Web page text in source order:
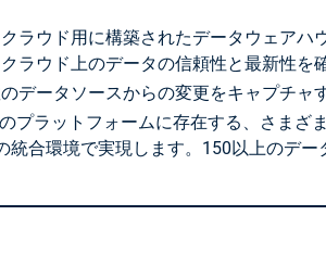
ラウド用に構築されたデータウェア
ラウド上のデータの信頼性と最新性
データソースからの変更をキャプチャ
プラットフォームに存在する、さまざ
合環境で実現します。150以上のデ